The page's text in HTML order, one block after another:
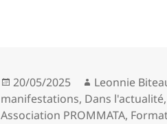
Publié
le
20/05/2025 Auteur
Leonnie
manifestations, Dans l'actualité,
Association PROMMATA,